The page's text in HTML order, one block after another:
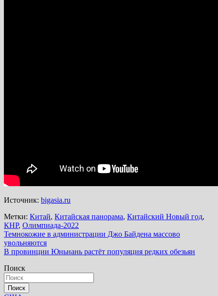
Источник: bigasia.ru
Метки: Китай, Китайская панорама, Китайский Новый год,
КНР, Олимпиада-2022
Навигация
по
Темнокожие в администрации Джо Байдена массово
увольняются
В провинции Юньнань растёт популяция редких обезьян
Поиск
Поиск